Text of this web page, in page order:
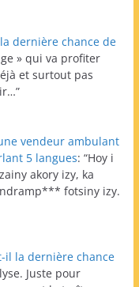
dernière chance de
» qui va profiter
et surtout pas
”
vendeur ambulant
5 langues: “Hoy i
akory izy, ka
fotsiny izy.
il la dernière chance
Juste pour